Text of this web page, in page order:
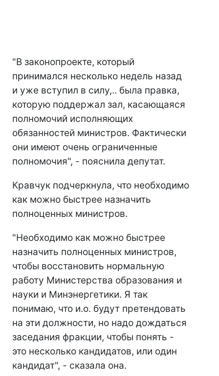
"В законопроекте, который
принимался несколько недель назад
и уже вступил в силу,.. была правка,
которую поддержал зал, касающаяся
полномочий исполняющих
обязанностей министров. Фактически
они имеют очень ограниченные
полномочия", - пояснила депутат.
Кравчук подчеркнула, что необходимо
как можно быстрее назначить
полноценных министров.
"Необходимо как можно быстрее
назначить полноценных министров,
чтобы восстановить нормальную
работу Министерства образования и
науки и Минэнергетики. Я так
понимаю, что и.о. будут претендовать
на эти должности, но надо дождаться
заседания фракции, чтобы понять -
это несколько кандидатов, или один
кандидат", - сказала она.